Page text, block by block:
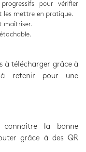
pour vérifier
les mettre en pratique.
maîtriser.
à télécharger grâce à
retenir pour une
la bonne
grâce à des QR